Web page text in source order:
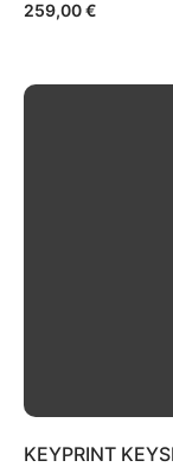
259,00€
KEYPRINT